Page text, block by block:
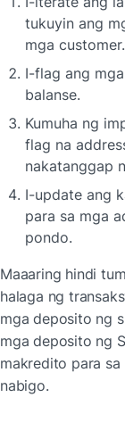
tukuyin ang
mga customer.
I-flag ang
balanse.
Kumuha ng
flag na
nakatanggap
I-update ang
para sa mga
pondo.
Maaaring hindi
halaga ng
mga deposito ng
mga deposito ng
makredito para
nabigo.